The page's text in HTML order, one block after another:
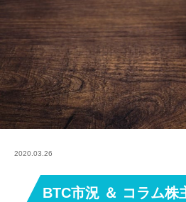
2020.03.26
BTC市況 ＆ コラム株